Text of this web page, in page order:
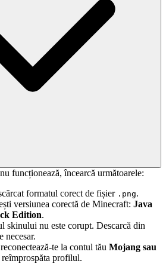
nu funcționează, încearcă următoarele:
formatul corect de fișier .png.
versiunea corectă de Minecraft: Java
Edition.
skinului nu este corupt. Descarcă din
necesar.
te la contul tău Mojang sau
reîmprospăta profilul.